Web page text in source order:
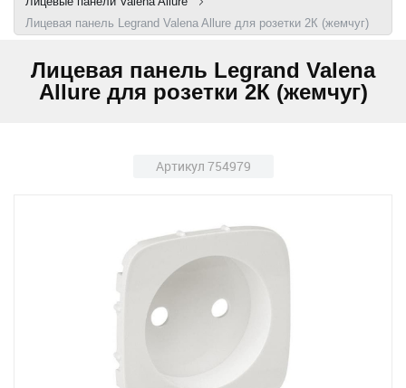
Лицевая панель Legrand Valena Allure для розетки 2К (жемчуг)
Лицевая панель Legrand Valena
Allure для розетки 2К (жемчуг)
Артикул 754979